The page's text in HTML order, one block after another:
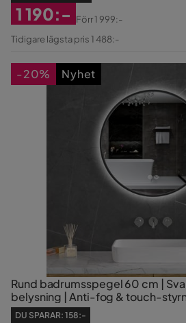
Rabatterat
1 190:-
Original
Förr1 999:-
Tidigare lägsta pris 1 488:-
Rund badrumsspegel 60 cm |
belysning | Anti-fog & touch-
DU SPARAR: 158:-
-20% Nyhet